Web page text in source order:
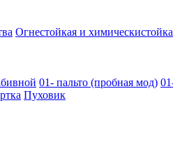
Огнестойкая и
01- пальто (пробная мод)
Пуховик